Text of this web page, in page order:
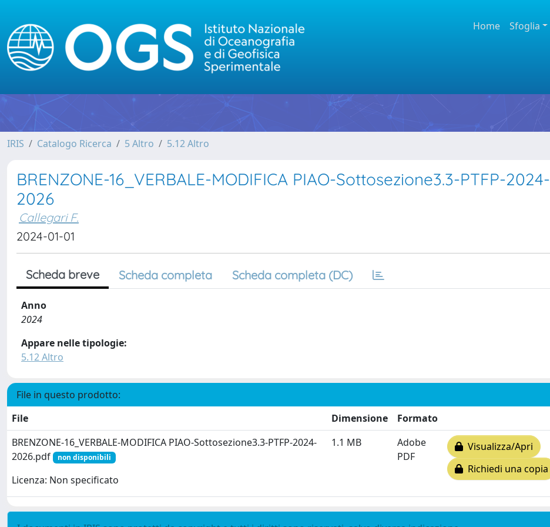
Home Sfoglia
IRIS Catalogo Ricerca 5 Altro 5.12 Altro
BRENZONE-16_VERBALE-MODIFICA PIAO-Sottosezione3.3-PTFP-2024-
2026
Callegari F.
2024-01-01
Scheda breve Scheda completa Scheda completa (DC)
Anno
2024
Appare nelle tipologie:
5.12 Altro
File in questo prodotto:
File
Dimensione
Formato
BRENZONE-16_VERBALE-MODIFICA PIAO-Sottosezione3.3-PTFP-2024-
2026.pdf
non disponibili
Licenza: Non specificato
1.1 MB
Adobe
PDF
Visualizza/Apri
Richiedi una copia